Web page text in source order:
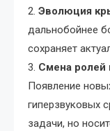
2. Эволюция
дальнобойнее
сохраняет
3. Смена ролей
Появление
гиперзвуковых
задачи, но